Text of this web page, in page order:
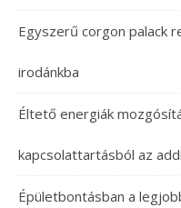
Egyszerű corgon palack
irodánkba
Éltető energiák
kapcsolattartásból az
Épületbontásban a